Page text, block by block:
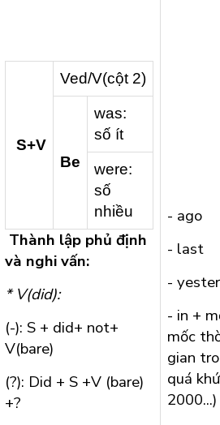
S+V
Ved/V(cột 2)
Be
was:
số ít
were:
số
nhiều
Thành lập phủ định
và nghi vấn:
* V(did):
(-): S + did+ not+
V(bare)
(?): Did + S +V (bare)
+?
- ago
- last
-
- in +
mốc
gian
quá
2000...)